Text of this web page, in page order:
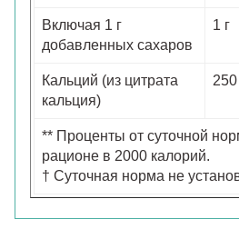
Включая 1 г
добавленных сахаров
1 г
Кальций (из цитрата
кальция)
** Проценты от суточной
рационе в 2000 калорий.
† Суточная норма не